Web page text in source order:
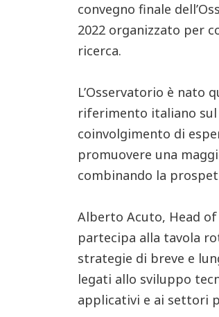
convegno finale
2022 organizzato per
ricerca.
L’Osservatorio è nato
riferimento italiano
coinvolgimento di
promuovere una
combinando la
Alberto Acuto, Head
partecipa alla tavola
strategie di breve e
legati allo sviluppo
applicativi e ai settori